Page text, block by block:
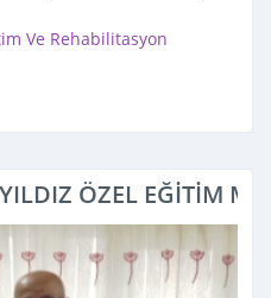
Ve Rehabilitasyon
ÖZEL EĞİTİM